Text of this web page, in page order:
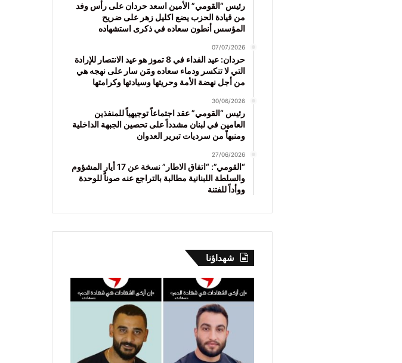
رئيس “القومي” الأمين اسعد حردان على رأس وفد
من قيادة الحزب يضع اكليل زهر على ضريح
المؤسس أنطون سعاده في ذكرى استشهاده
07/07/2026
حردان: عيد الفداء في 8 تموز هو عيد الانتصار للإرادة
التي لا تنكسر ودماء سعاده ومَن سار على نهجه هي
من أجل نهضة الأمة وحريتها وسيادتها وكرامتها
30/06/2026
رئيس “القومي” عقد اجتماعاً توجيهياً للمنفذين
العامين في لبنان مشدداً على تحصين الجبهة الداخلية
ومنبهاً من سرديات تبرير العدوان
27/06/2026
“القومي”: “اتفاق الاطار” نسخة عن 17 أيار المشؤوم
والسلطة اللبنانية مطالبة بالتراجع عنه صوناً للوحدة
ووأداً للفتنة
شهداؤنا